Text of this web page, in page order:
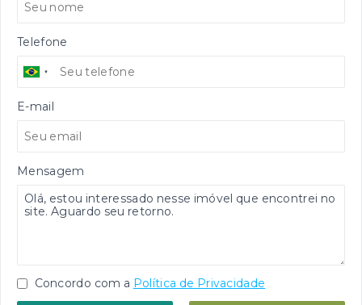
Telefone
E-mail
Mensagem
Concordo com a Política de Privacidade